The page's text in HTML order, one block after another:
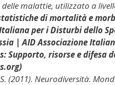
malattie, utilizzato a
di mortalità e
per i Disturbi dello
| AID Associazione
Supporto, risorse e difesa
(2011). Neurodiversità.